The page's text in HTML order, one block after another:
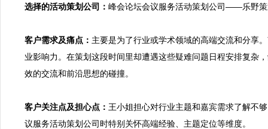
选择的活动策划公司： 峰会论坛会议服务活动策划公司——乐野
客户需求及痛点： 主要是为了行业或学术领域的高端交流和分享
业影响力。在策划这段时间里却遭遇这些疑难问题日程安排复杂
效的交流和前沿思想的碰撞。
客户关注点及担心点： 王小姐担心对行业主题和嘉宾需求了解不
议服务活动策划公司时特别关怀高端经验、主题定位等维度。